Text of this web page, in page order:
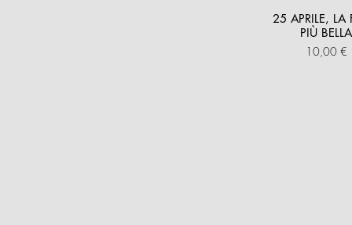
25 APRILE, LA
PIÙ BELLA
Prezzo
10,00 €